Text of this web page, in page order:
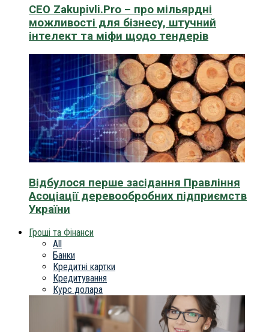
CEO Zakupivli.Pro – про мільярдні
можливості для бізнесу, штучний
інтелект та міфи щодо тендерів
Відбулося перше засідання Правління
Асоціації деревообробних підприємств
України
Гроші та Фінанси
All
Банки
Кредитні картки
Кредитування
Курс долара